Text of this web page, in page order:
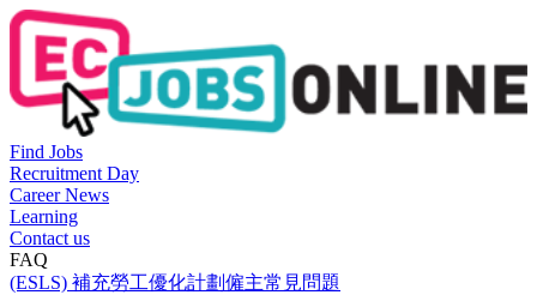
Find Jobs
Recruitment Day
Career News
Learning
Contact us
FAQ
(ESLS) 補充勞工優化計劃僱主常見問題